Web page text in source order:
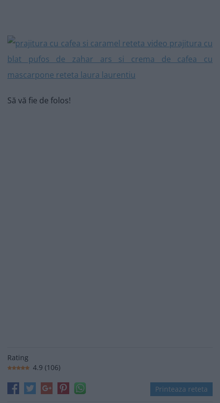
Să vă fie de folos!
Rating
4.9 (106)
Printeaza reteta